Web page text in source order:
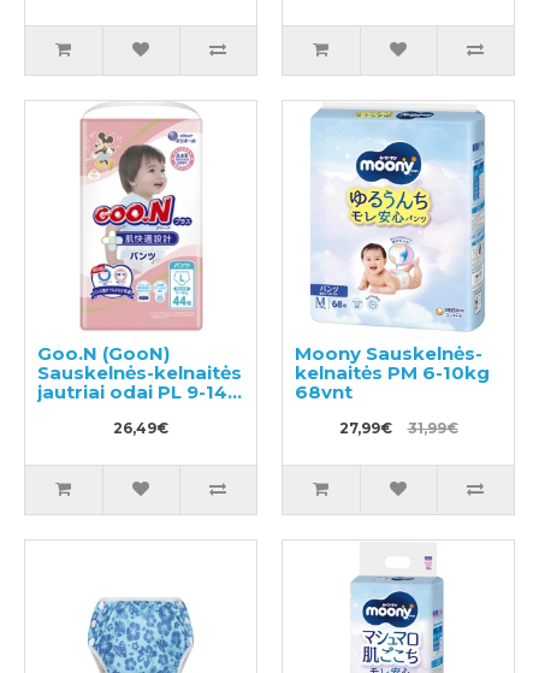
Goo.N (GooN)
Sauskelnės-kelnaitės
jautriai odai PL 9-14
26,49€
Moony Sauskelnės-
kelnaitės PM 6-10kg
68vnt
27,99€ 31,99€